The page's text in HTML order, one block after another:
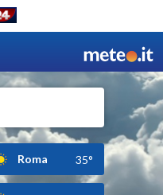
Roma 35°